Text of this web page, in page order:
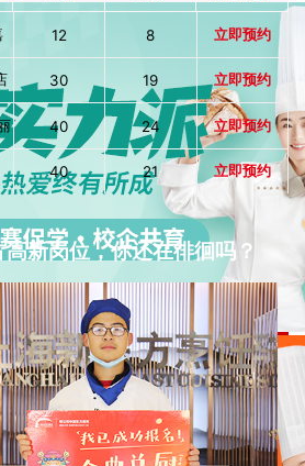
12 8 立即预约
30 19 立即预约
40 24 立即预约
40 21 立即预约
40 18 立即预约
40 16 立即预约
立即预约
新岗位，你还在徘徊吗？